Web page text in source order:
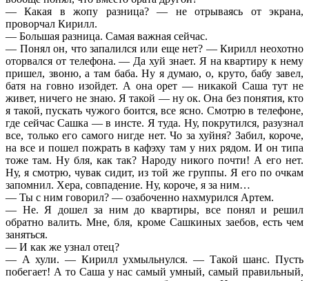
— Какая в жопу разница? — не отрываясь от экрана,
проворчал Кирилл.
— Большая разница. Самая важная сейчас.
— Понял он, что запалился или еще нет? — Кирилл неохотно
оторвался от телефона. — Да хуй знает. Я на квартиру к нему
пришел, звоню, а там баба. Ну я думаю, о, круто, бабу завел,
батя на говно изойдет. А она орет — никакой Саша тут не
живет, ничего не знаю. Я такой — ну ок. Она без понятия, кто
я такой, пускать чужого боится, все ясно. Смотрю в телефоне,
где сейчас Сашка — в инсте. Я туда. Ну, покрутился, разузнал
все, только его самого нигде нет. Чо за хуйня? Забил, короче,
на все и пошел пожрать в кафэху там у них рядом. И он типа
тоже там. Ну бля, как так? Народу никого почти! А его нет.
Ну, я смотрю, чувак сидит, из той же группы. Я его по очкам
запомнил. Хера, совпадение. Ну, короче, я за ним…
— Ты с ним говорил? — озабоченно нахмурился Артем.
— Не. Я дошел за ним до квартиры, все понял и решил
обратно валить. Мне, бля, кроме Сашкиных заебов, есть чем
заняться.
— И как же узнал отец?
— А хули. — Кирилл ухмыльнулся. — Такой шанс. Пусть
побегает! А то Саша у нас самый умный, самый правильный,